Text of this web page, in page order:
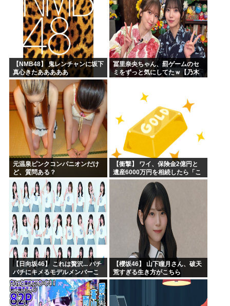
【NMB48】 鬼レンチャンに坂下
真心きたあああああ
冨里奈央ちゃん、罰ゲームのセ
ミをずっと気にしてたｗ【乃木
元温泉ピンクコンパニオンだけ
ど、質問ある？
【衝撃】 ワイ、保険金2億円と
遺産6000万円を相続したら「こ
う」なった・・・
【日向坂46】 これは贅沢... バチ
バチにキメるモデルメンバーこ
ちら
【櫻坂46】 山下瞳月さん、破天
荒すぎる生き方がこちら